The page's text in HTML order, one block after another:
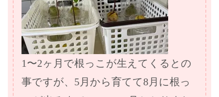
1〜2ヶ月で根っこが生えてくるとの
事ですが、5月から育てて8月に根っ